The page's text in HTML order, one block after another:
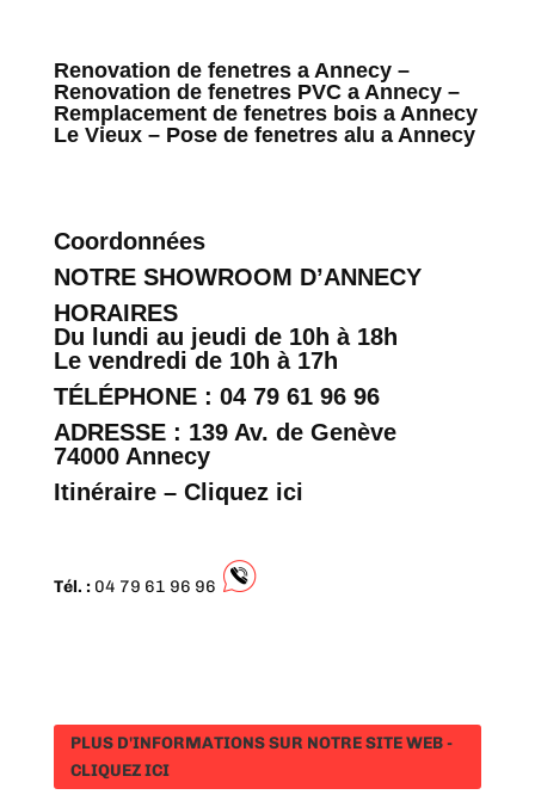
Renovation de fenetres a Annecy –
Renovation de fenetres PVC a Annecy –
Remplacement de fenetres bois a Annecy
Le Vieux – Pose de fenetres alu a Annecy
Coordonnées
NOTRE SHOWROOM D’ANNECY
HORAIRES
Du lundi au jeudi de 10h à 18h
Le vendredi de 10h à 17h
TÉLÉPHONE : 04 79 61 96 96
ADRESSE : 139 Av. de Genève
74000 Annecy
Itinéraire – Cliquez ici
Tél. : 04 79 61 96 96
PLUS D'INFORMATIONS SUR NOTRE SITE WEB -
CLIQUEZ ICI